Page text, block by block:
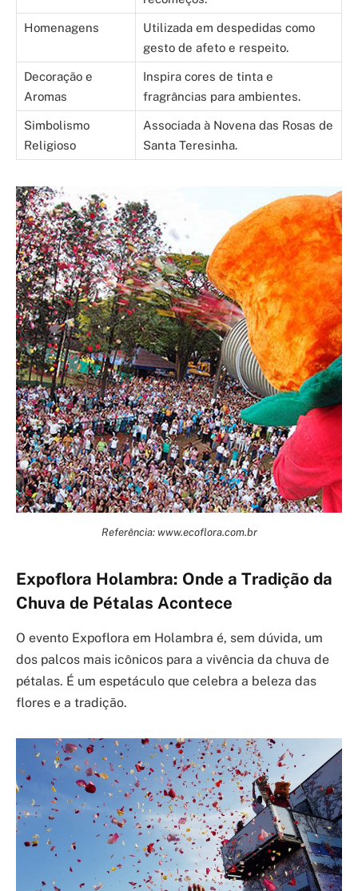
Homenagens
Utilizada em despedidas como
gesto de afeto e respeito.
Decoração e
Aromas
Inspira cores de tinta e
fragrâncias para ambientes.
Simbolismo
Religioso
Associada à Novena das Rosas de
Santa Teresinha.
Referência: www.ecoflora.com.br
Expoflora Holambra: Onde a Tradição da
Chuva de Pétalas Acontece
O evento Expoflora em Holambra é, sem dúvida, um
dos palcos mais icônicos para a vivência da chuva de
pétalas. É um espetáculo que celebra a beleza das
flores e a tradição.